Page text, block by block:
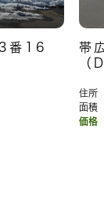
番16
帯
（
住所
面積
価格